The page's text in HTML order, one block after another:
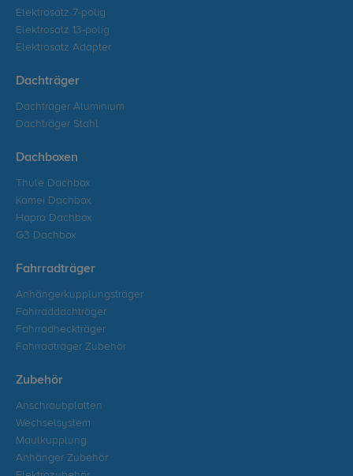
Elektrosatz 7-polig
Elektrosatz 13-polig
Elektrosatz Adapter
Dachträger
Dachträger Aluminium
Dachträger Stahl
Dachboxen
Thule Dachbox
Kamei Dachbox
Hapro Dachbox
G3 Dachbox
Fahrradträger
Anhängerkupplungsträger
Fahrraddachträger
Fahrradheckträger
Fahrradträger Zubehör
Zubehör
Anschraubplatten
Wechselsystem
Maulkupplung
Anhänger Zubehör